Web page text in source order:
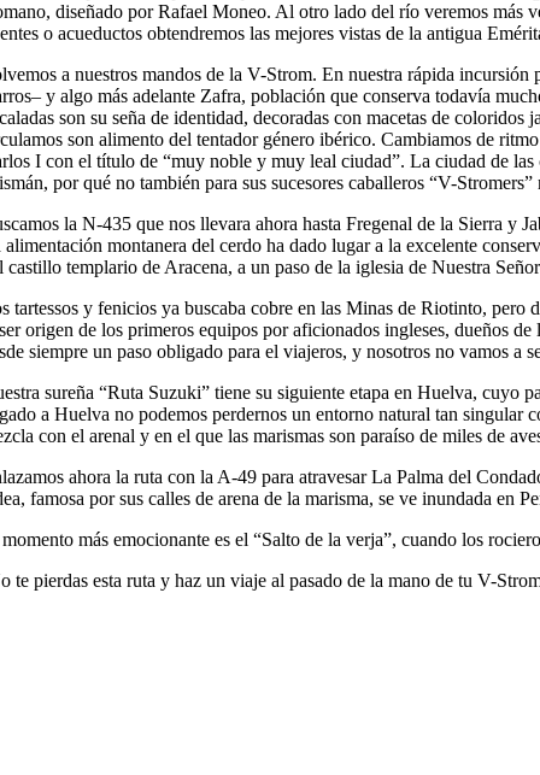
diseñado por Rafael Moneo. Al otro lado del río veremos más
o acueductos obtendremos las mejores vistas de la antigua
a nuestros mandos de la V-Strom. En nuestra rápida
y algo más adelante Zafra, población que conserva todavía
son su seña de identidad, decoradas con macetas de
son alimento del tentador género ibérico. Cambiamos de
I con el título de “muy noble y muy leal ciudad”. La ciudad de las
por qué no también para sus sucesores caballeros “V-Stromers”
la N-435 que nos llevara ahora hasta Fregenal de la Sierra y
alimentación montanera del cerdo ha dado lugar a la excelente
castillo templario de Aracena, a un paso de la iglesia de Nuestra
tartessos y fenicios ya buscaba cobre en las Minas de Riotinto,
origen de los primeros equipos por aficionados ingleses, dueños
siempre un paso obligado para el viajeros, y nosotros no vamos a
sureña “Ruta Suzuki” tiene su siguiente etapa en Huelva,
a Huelva no podemos perdernos un entorno natural tan singular
con el arenal y en el que las marismas son paraíso de miles de
ahora la ruta con la A-49 para atravesar La Palma del
famosa por sus calles de arena de la marisma, se ve inundada en
más emocionante es el “Salto de la verja”, cuando los
te pierdas esta ruta y haz un viaje al pasado de la mano de tu V-